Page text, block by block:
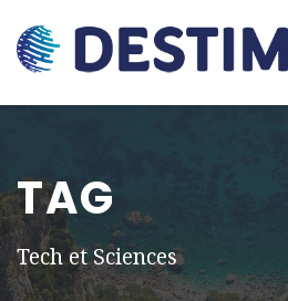
TAG
Tech et Sciences